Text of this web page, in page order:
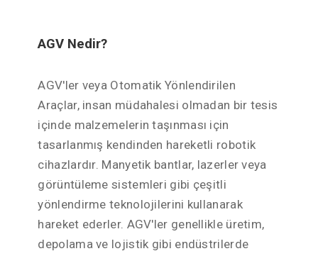
AGV Nedir?
AGV'ler veya Otomatik Yönlendirilen
Araçlar, insan müdahalesi olmadan bir tesis
içinde malzemelerin taşınması için
tasarlanmış kendinden hareketli robotik
cihazlardır. Manyetik bantlar, lazerler veya
görüntüleme sistemleri gibi çeşitli
yönlendirme teknolojilerini kullanarak
hareket ederler. AGV'ler genellikle üretim,
depolama ve lojistik gibi endüstrilerde